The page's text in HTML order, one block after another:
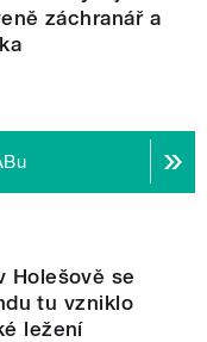
záchranář a
Holešově se
tu vzniklo
ležení